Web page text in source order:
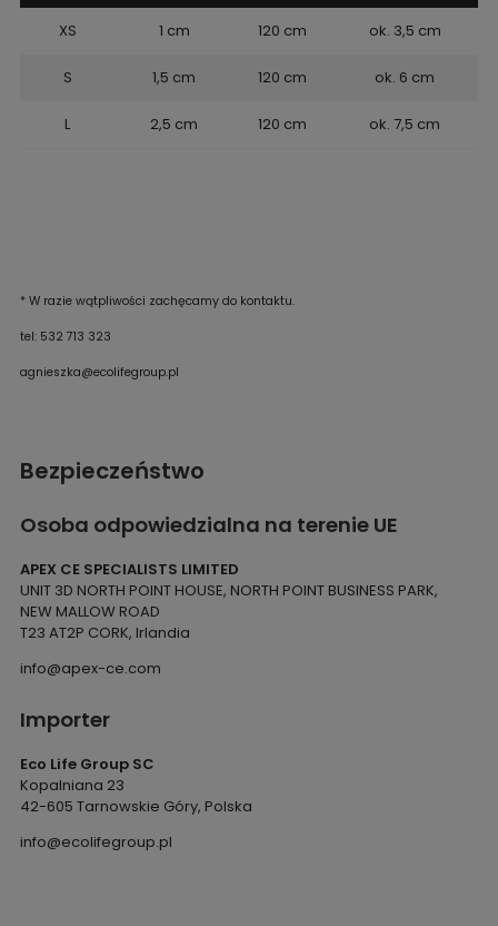
XS 1 cm 120 cm ok. 3,5 cm
S 1,5 cm 120 cm ok. 6 cm
L 2,5 cm 120 cm ok. 7,5 cm
* W razie wątpliwości zachęcamy do kontaktu.
tel: 532 713 323
agnieszka@ecolifegroup.pl
Bezpieczeństwo
Osoba odpowiedzialna na terenie UE
APEX CE SPECIALISTS LIMITED
UNIT 3D NORTH POINT HOUSE, NORTH POINT BUSINESS PARK,
NEW MALLOW ROAD
T23 AT2P CORK, Irlandia
info@apex-ce.com
Importer
Eco Life Group SC
Kopalniana 23
42-605 Tarnowskie Góry, Polska
info@ecolifegroup.pl